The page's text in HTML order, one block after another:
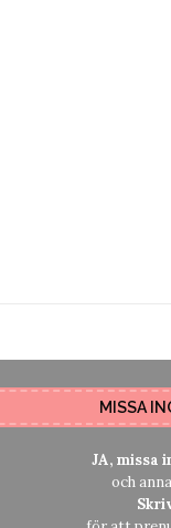
MISSA
JA, missa
och